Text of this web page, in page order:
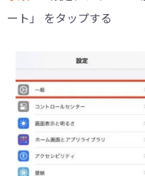
ート」 をタップする